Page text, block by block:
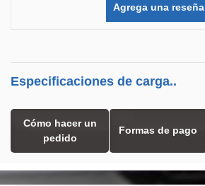
Agrega una reseña
Especificaciones de carga..
Cómo hacer un
pedido
Formas de pago